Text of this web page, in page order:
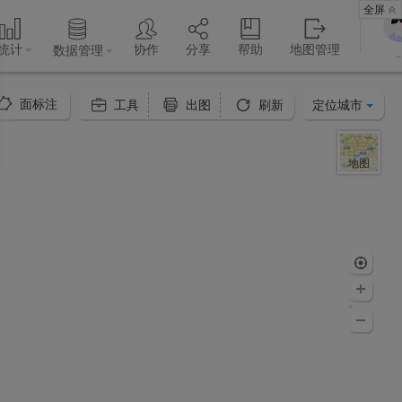
计 数据管理 协作 分享 帮助 地图管理
全屏
地图
面标注 工具 出图 刷新 定位城市